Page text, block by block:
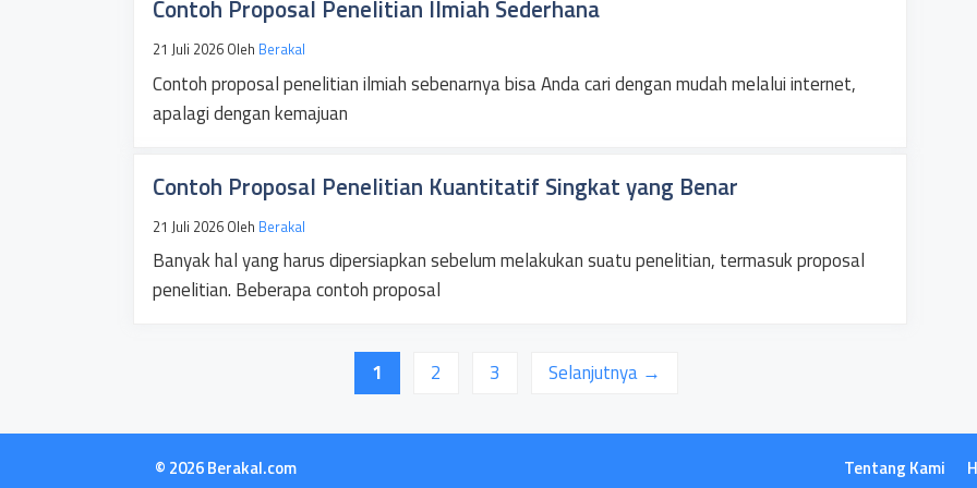
Contoh Proposal Penelitian Ilmiah Sederhana
21 Juli 2026 Oleh Berakal
Contoh proposal penelitian ilmiah sebenarnya bisa Anda cari dengan mudah melalui internet,
apalagi dengan kemajuan
Contoh Proposal Penelitian Kuantitatif Singkat yang Benar
21 Juli 2026 Oleh Berakal
Banyak hal yang harus dipersiapkan sebelum melakukan suatu penelitian, termasuk proposal
penelitian. Beberapa contoh proposal
Halaman
1 Halaman
2 Halaman
3 Selanjutnya →
Tentang Kami
© 2026 Berakal.com